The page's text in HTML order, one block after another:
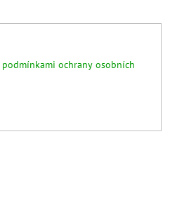
podmínkami ochrany osobních